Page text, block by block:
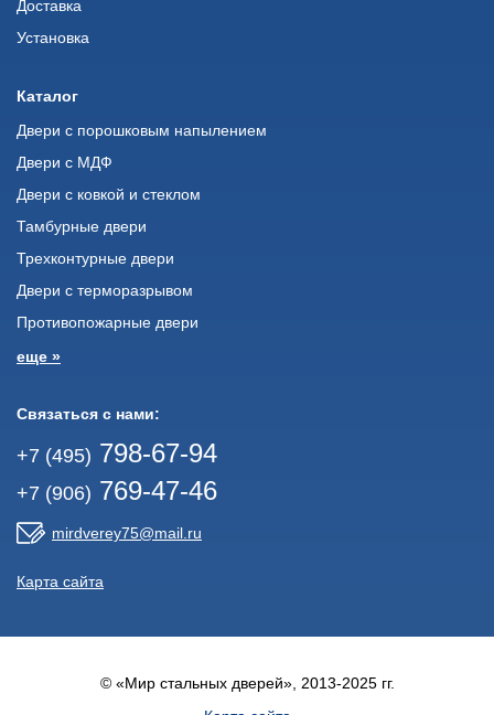
Доставка
Установка
Каталог
Двери с порошковым напылением
Двери с МДФ
Двери с ковкой и стеклом
Тамбурные двери
Трехконтурные двери
Двери с терморазрывом
Противопожарные двери
еще »
Связаться с нами:
+7 (495) 798-67-94
+7 (906) 769-47-46
mirdverey75@mail.ru
Карта сайта
© «Мир стальных дверей», 2013-2025 гг.